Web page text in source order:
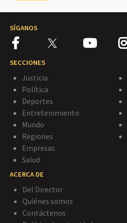
SÍGANOS
SECCIONES
Justicia
Política
Deportes
Entretenimiento
Mundo
Regiones
Empresas
Salud
ACERCA DE
Del Director
Quiénes somos
Contáctenos